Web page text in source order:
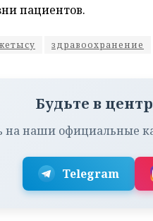
пациентов.
здравоохранение
Будьте в
на наши официальные
Telegram